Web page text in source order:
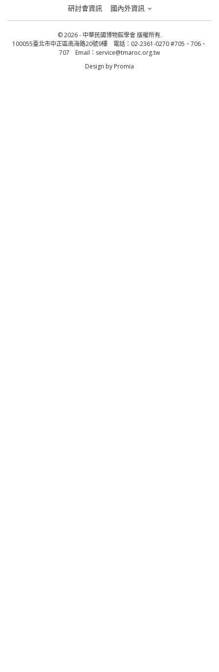
研討會資訊 國內外資訊
© 2026 - 中華民國博物館學會 版權所有.
100055臺北市中正區南海路20號9樓 電話：02-2361-0270 #705、706、
707 Email： service@tmaroc.org.tw
Design by Promia